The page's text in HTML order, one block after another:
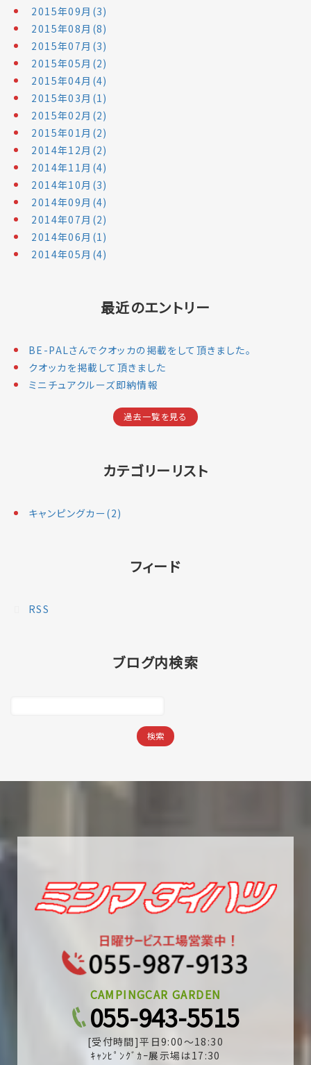
2015年09月(3)
2015年08月(8)
2015年07月(3)
2015年05月(2)
2015年04月(4)
2015年03月(1)
2015年02月(2)
2015年01月(2)
2014年12月(2)
2014年11月(4)
2014年10月(3)
2014年09月(4)
2014年07月(2)
2014年06月(1)
2014年05月(4)
最近のエントリー
BE-PALさんでクオッカの掲載をして頂きました。
クオッカを掲載して頂きました
ミニチュアクルーズ即納情報
過去一覧を見る
カテゴリーリスト
キャンピングカー(2)
フィード
RSS
ブログ内検索
CAMPINGCAR GARDEN
055-943-5515
[受付時間]平日9:00～18:30
ｷｬﾝﾋﾟﾝｸﾞｶｰ展示場は17:30